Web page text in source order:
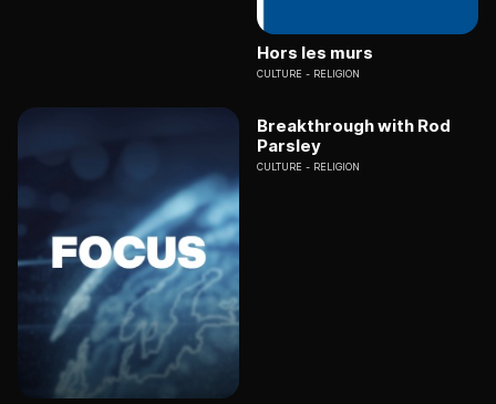
Hors les murs
CULTURE RELIGION
Breakthrough with Rod
Parsley
CULTURE RELIGION